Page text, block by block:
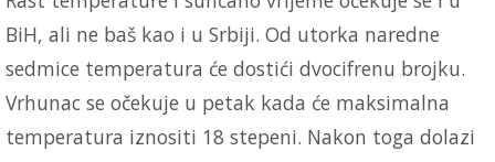
BiH, ali ne baš kao i u Srbiji. Od utorka naredne
sedmice temperatura će dostići dvocifrenu brojku.
Vrhunac se očekuje u petak kada će maksimalna
temperatura iznositi 18 stepeni. Nakon toga dolazi